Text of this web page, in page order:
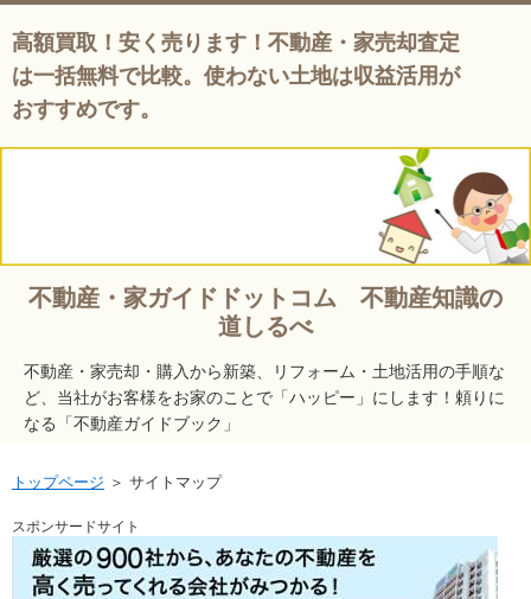
高額買取！安く売ります！不動産・家売却査定
は一括無料で比較。使わない土地は収益活用が
おすすめです。
不動産・家ガイドドットコム 不動産知識の
道しるべ
不動産・家売却・購入から新築、リフォーム・土地活用の手順な
ど、当社がお客様をお家のことで「ハッピー」にします！頼りに
なる「不動産ガイドブック」
トップページ ＞ サイトマップ
スポンサードサイト